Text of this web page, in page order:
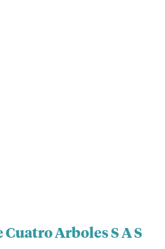
Arboles S A S